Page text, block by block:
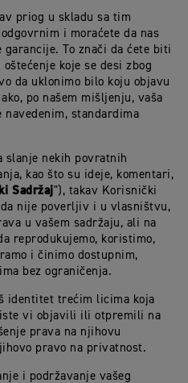
priog u skladu sa tim
i moraćete da nas
To znači da ćete biti
koje se desi zbog
da uklonimo bilo koju objavu
po našem mišljenju, vaša
standardima
slanje nekih povratnih
kao što su ideje, komentari,
Sadržaj"), takav Korisnički
nije poverljiv i u vlasništvu,
u vašem sadržaju, ali na
reprodukujemo, koristimo,
i činimo dostupnim,
bez ograničenja.
identitet trećim licima koja
vi objavili ili otpremili na
prava na njihovu
pravo na privatnost.
i podržavanje vašeg